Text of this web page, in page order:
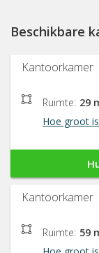
Beschikbare
Kantoorkamer
Ruimte: 29
Hoe groot
Kantoorkamer
Ruimte: 59